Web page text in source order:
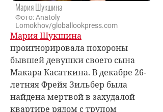
Мария Шукшина
Фото: Anatoly
Lomokhov/globallookpress.com
Мария Шукшина
проигнорировала похороны
бывшей девушки своего сына
Макара Касаткина. В декабре 26-
летняя Фрейя Зильбер была
найдена мертвой в захудалой
квартире рядом с трупом